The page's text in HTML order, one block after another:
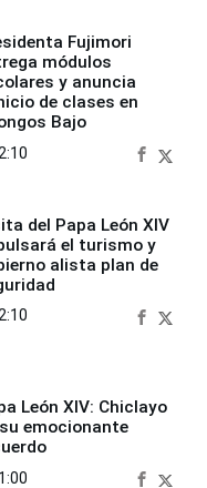
Fujimori
módulos
y anuncia
de clases en
Bajo
2:10
del Papa León XIV
el turismo y
alista plan de
León XIV: Chiclayo
emocionante
1:00